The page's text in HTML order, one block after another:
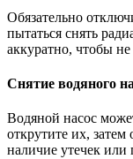
Обязательно
пытаться снять
аккуратно, чтобы
Снятие водяного
Водяной насос
открутите их,
наличие утечек